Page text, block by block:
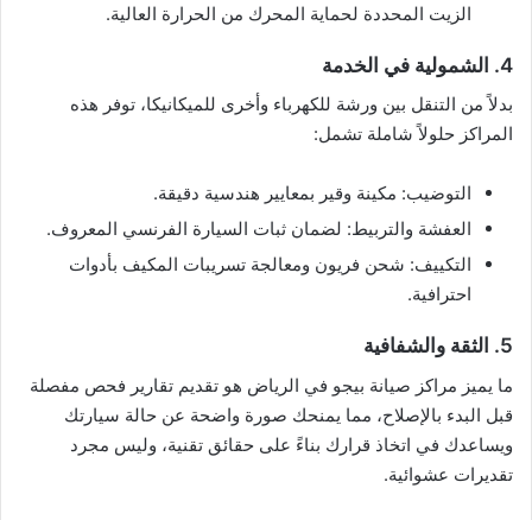
الزيت المحددة لحماية المحرك من الحرارة العالية.
4. الشمولية في الخدمة
بدلاً من التنقل بين ورشة للكهرباء وأخرى للميكانيكا، توفر هذه
المراكز حلولاً شاملة تشمل:
التوضيب: مكينة وقير بمعايير هندسية دقيقة.
العفشة والتربيط: لضمان ثبات السيارة الفرنسي المعروف.
التكييف: شحن فريون ومعالجة تسريبات المكيف بأدوات
احترافية.
5. الثقة والشفافية
ما يميز مراكز صيانة بيجو في الرياض هو تقديم تقارير فحص مفصلة
قبل البدء بالإصلاح، مما يمنحك صورة واضحة عن حالة سيارتك
ويساعدك في اتخاذ قرارك بناءً على حقائق تقنية، وليس مجرد
تقديرات عشوائية.